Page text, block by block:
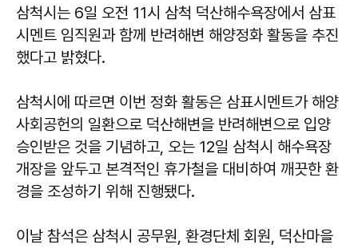
삼척시는 6일 오전 11시 삼척 덕산해수욕장에서 삼표
시멘트 임직원과 함께 반려해변 해양정화 활동을 추진
했다고 밝혔다.
삼척시에 따르면 이번 정화 활동은 삼표시멘트가 해양
사회공헌의 일환으로 덕산해변을 반려해변으로 입양
승인받은 것을 기념하고, 오는 12일 삼척시 해수욕장
개장을 앞두고 본격적인 휴가철을 대비하여 깨끗한 환
경을 조성하기 위해 진행됐다.
이날 참석은 삼척시 공무원, 환경단체 회원, 덕산마을